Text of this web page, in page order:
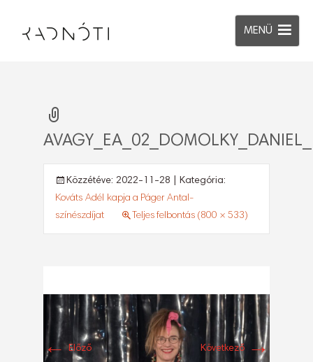
MENÜ
Közzétéve: 2022-11-28 | Kategória:
Kováts Adél kapja a Páger Antal-
színészdíjat
Teljes felbontás (800 × 533)
←Előző Következő →